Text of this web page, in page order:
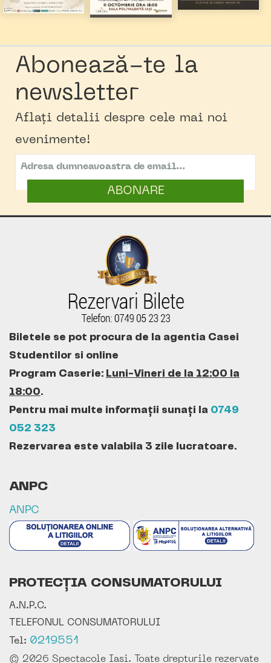
Abonează-te la
newsletter
Aflați detalii despre cele mai noi
evenimente!
ABONARE
Biletele se pot procura de la agentia Casei
Studentilor si online
Program Caserie: Luni-Vineri de la 12:00 la
18:00.
Pentru mai multe informații sunați la 0749
052 323
Rezervarea este valabila 3 zile lucratoare.
ANPC
ANPC
PROTECȚIA CONSUMATORULUI
A.N.P.C.
TELEFONUL CONSUMATORULUI
Tel: 0219551
© 2026 Spectacole Iasi. Toate drepturile rezervate